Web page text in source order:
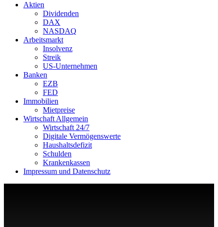
Aktien
Dividenden
DAX
NASDAQ
Arbeitsmarkt
Insolvenz
Streik
US-Unternehmen
Banken
EZB
FED
Immobilien
Mietpreise
Wirtschaft Allgemein
Wirtschaft 24/7
Digitale Vermögenswerte
Haushaltsdefizit
Schulden
Krankenkassen
Impressum und Datenschutz